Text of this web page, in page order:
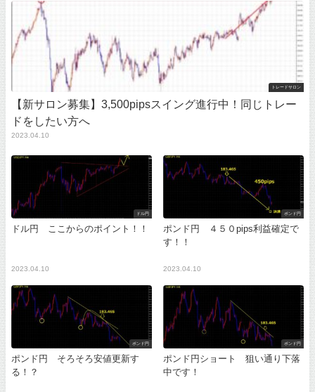
トレードサロン
【新サロン募集】3,500pipsスイング進行中！同じトレー
ドをしたい方へ
2023.04.10
ドル円
ドル円 ここからのポイント！！
2023.04.10
ポンド円
ポンド円 ４５０pips利益確定で
す！！
2023.04.10
ポンド円
ポンド円 そろそろ安値更新す
る！？
ポンド円
ポンド円ショート 狙い通り下落
中です！